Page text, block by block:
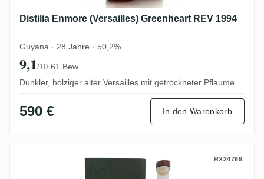
Distilia Enmore (Versailles) Greenheart REV 1994
Guyana · 28 Jahre · 50,2%
9,1/10·61 Bew.
Dunkler, holziger alter Versailles mit getrockneter Pflaume
590 € In den Warenkorb
Nobilis Diamond No. 51 (14. GRF) REV
RX24769